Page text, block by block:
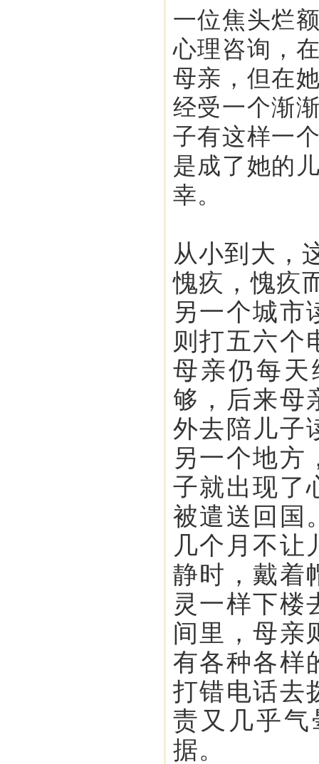
一位焦头烂
心理咨询，
母亲，但在
经受一个渐
子有这样一
是成了她的
幸。
从小到大，
愧疚，愧疚
另一个城市
则打五六个
母亲仍每
够，后来母
外去陪儿子
另一个地方
子就出现了
被遣送回国
几个月不让
静时，戴着
灵一样下楼
间里，母亲
有各种各样
打错电话去
责又几乎
据。